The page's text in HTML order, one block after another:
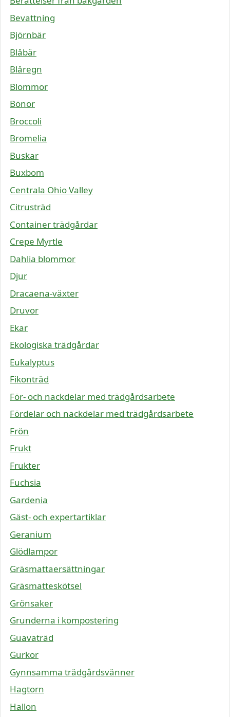
Bevattning
Björnbär
Blåbär
Blåregn
Blommor
Bönor
Broccoli
Bromelia
Buskar
Buxbom
Centrala Ohio Valley
Citrusträd
Container trädgårdar
Crepe Myrtle
Dahlia blommor
Djur
Dracaena-växter
Druvor
Ekar
Ekologiska trädgårdar
Eukalyptus
Fikonträd
För- och nackdelar med trädgårdsarbete
Fördelar och nackdelar med trädgårdsarbete
Frön
Frukt
Frukter
Fuchsia
Gardenia
Gäst- och expertartiklar
Geranium
Glödlampor
Gräsmattaersättningar
Gräsmatteskötsel
Grönsaker
Grunderna i kompostering
Guavaträd
Gurkor
Gynnsamma trädgårdsvänner
Hagtorn
Hallon